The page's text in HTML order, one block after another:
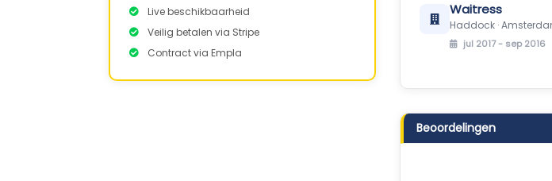
Live beschikbaarheid
Veilig betalen via Stripe
Contract via Empla
Waitress
Haddock ·
jul 2017 - sep 2016
Beoordelingen